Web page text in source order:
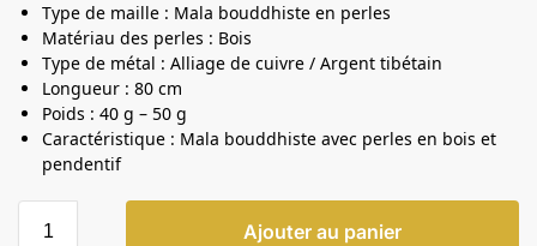
Type de maille : Mala bouddhiste en perles
Matériau des perles : Bois
Type de métal : Alliage de cuivre / Argent tibétain
Longueur : 80 cm
Poids : 40 g – 50 g
Caractéristique : Mala bouddhiste avec perles en bois et
pendentif
Ajouter au panier